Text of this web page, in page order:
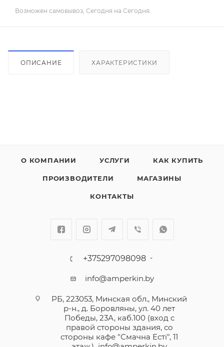
Возможен самовывоз, Сегодня на Сегодня.
ОПИСАНИЕ ХАРАКТЕРИСТИКИ
О КОМПАНИИ УСЛУГИ КАК КУПИТЬ
ПРОИЗВОДИТЕЛИ МАГАЗИНЫ
КОНТАКТЫ
+375297098098
info@amperkin.by
РБ, 223053, Минская обл., Минский
р-н., д. Боровляны, ул. 40 лет
Победы, 23А, каб.100 (вход с
правой стороны здания, со
стороны кафе "Смачна Естi", 11